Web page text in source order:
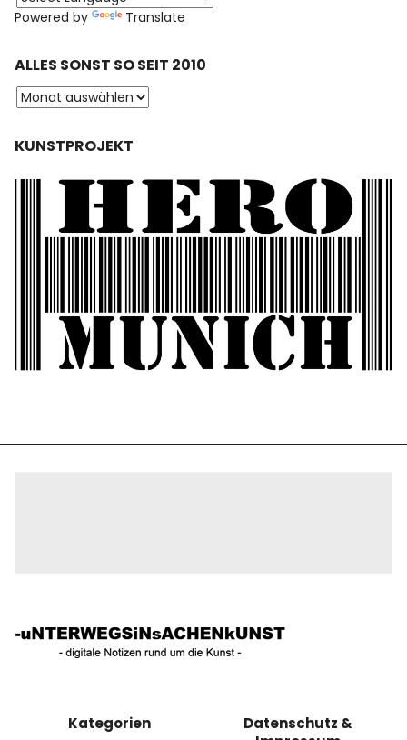
Powered by Translate
ALLES SONST SO SEIT 2010
KUNSTPROJEKT
Kategorien
Datenschutz &